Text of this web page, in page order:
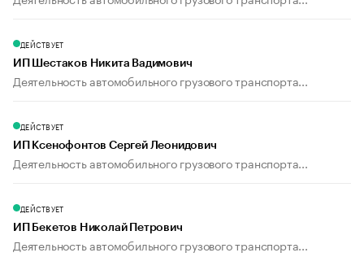
ДЕЙСТВУЕТ
ИП Шестаков Никита Вадимович
Деятельность автомобильного грузового транспорта...
ДЕЙСТВУЕТ
ИП Ксенофонтов Сергей Леонидович
Деятельность автомобильного грузового транспорта...
ДЕЙСТВУЕТ
ИП Бекетов Николай Петрович
Деятельность автомобильного грузового транспорта...